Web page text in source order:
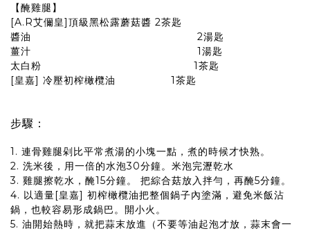
【醃雞腿】
[A.R艾儞皇]頂級黑松露蘑菇醬 2茶匙
醬油 2湯匙
薑汁 1湯匙
太白粉 1茶匙
[皇嘉] 冷壓初榨橄欖油 1茶匙
步驟：
1. 連骨雞腿剁比平常煮湯的小塊一點，煮的時候才快熟。
2. 洗米後，用一倍的水泡30分鐘。米泡完瀝乾水
3. 雞腿擦乾水，醃15分鐘。 把綜合菇放入拌勻，再醃5分鐘。
4. 以適量[皇嘉] 初榨橄欖油把整個鍋子內塗滿，避免米飯沾
鍋，也較容易形成鍋巴。開小火。
5. 油開始熱時，就把蒜末放進（不要等油起泡才放，蒜末會一